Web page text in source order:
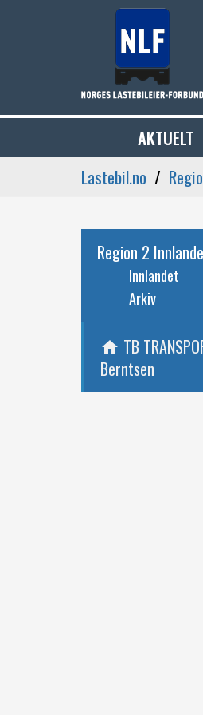
AKTUELT
Lastebil.no
Region 2
Innlandet
Arkiv
home TB
Berntsen